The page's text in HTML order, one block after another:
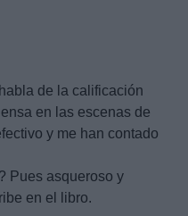
de la calificación
en las escenas de
y me han contado
Pues asqueroso y
en el libro.